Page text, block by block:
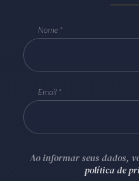
Nome
Email
Ao informar seus dados,
política de